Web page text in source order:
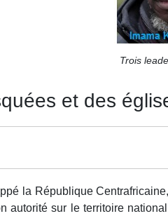
Trois
et des
la République
autorité sur le territoire